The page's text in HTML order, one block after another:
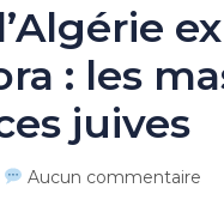
: les
juives
Aucun commentaire